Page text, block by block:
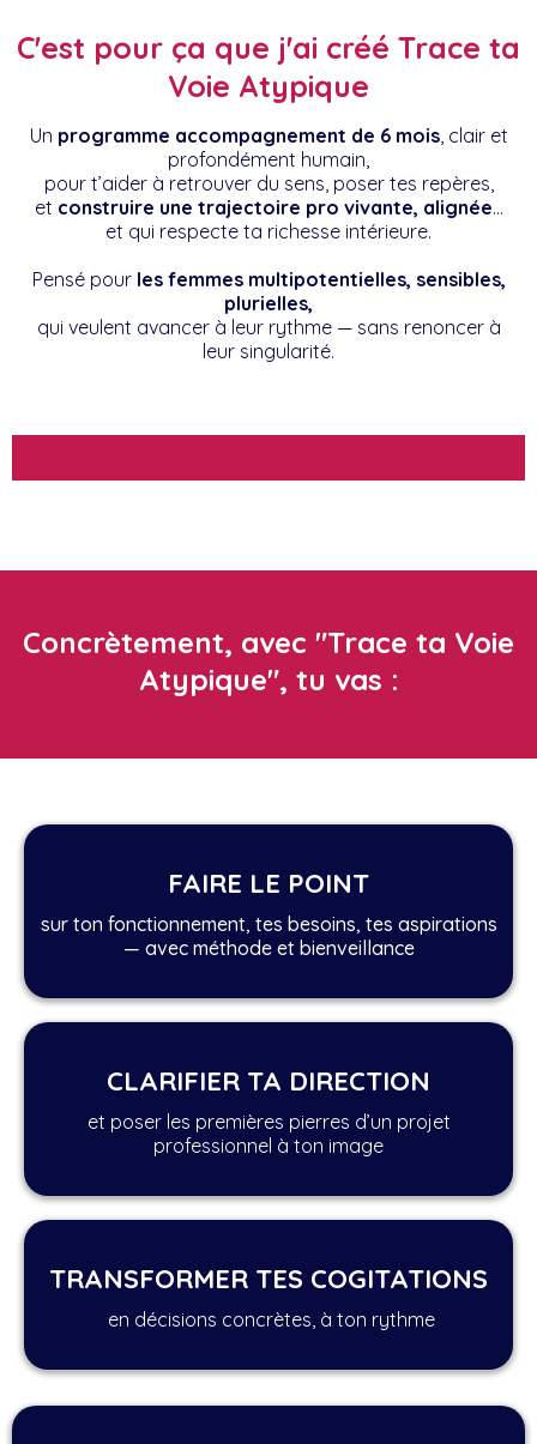
C'est pour ça que j'ai créé Trace ta
Voie Atypique
Un programme accompagnement de 6 mois, clair et
profondément humain,
pour t’aider à retrouver du sens, poser tes repères,
et construire une trajectoire pro vivante, alignée…
et qui respecte ta richesse intérieure.
Pensé pour les femmes multipotentielles, sensibles,
plurielles,
qui veulent avancer à leur rythme — sans renoncer à
leur singularité.
Concrètement, avec "Trace ta Voie
Atypique", tu vas :
FAIRE LE POINT
sur ton fonctionnement, tes besoins, tes aspirations
— avec méthode et bienveillance
CLARIFIER TA DIRECTION
et poser les premières pierres d’un projet
professionnel à ton image
TRANSFORMER TES COGITATIONS
en décisions concrètes, à ton rythme